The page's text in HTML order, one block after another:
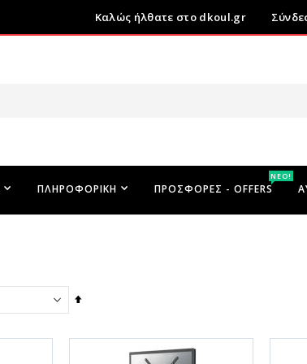
Καλώς ήλθατε στο dkoul.gr
ΠΛΗΡΟΦΟΡΙΚΉ ΠΡΟΣΦΟΡΕΣ - OFFERS
ΝΕΟ!
Φθίνουσα